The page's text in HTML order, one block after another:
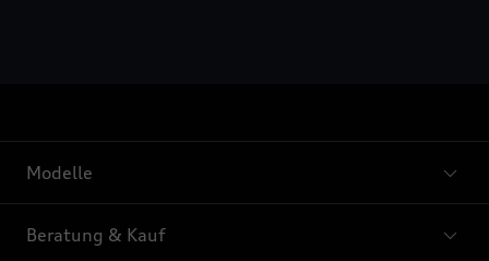
Modelle
Beratung & Kauf